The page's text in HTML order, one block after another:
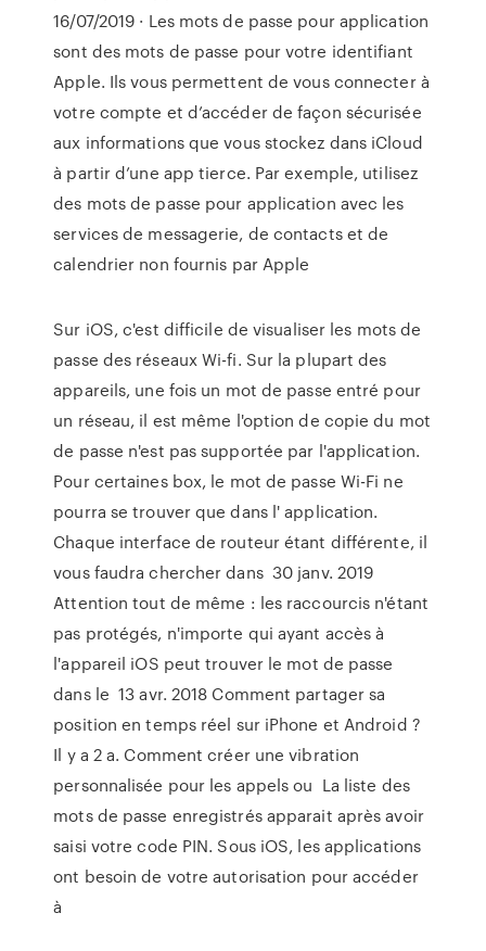
16/07/2019 · Les mots de passe pour application
sont des mots de passe pour votre identifiant
Apple. Ils vous permettent de vous connecter à
votre compte et d’accéder de façon sécurisée
aux informations que vous stockez dans iCloud
à partir d’une app tierce. Par exemple, utilisez
des mots de passe pour application avec les
services de messagerie, de contacts et de
calendrier non fournis par Apple
Sur iOS, c'est difficile de visualiser les mots de
passe des réseaux Wi-fi. Sur la plupart des
appareils, une fois un mot de passe entré pour
un réseau, il est même l'option de copie du mot
de passe n'est pas supportée par l'application.
Pour certaines box, le mot de passe Wi-Fi ne
pourra se trouver que dans l' application.
Chaque interface de routeur étant différente, il
vous faudra chercher dans 30 janv. 2019
Attention tout de même : les raccourcis n'étant
pas protégés, n'importe qui ayant accès à
l'appareil iOS peut trouver le mot de passe
dans le 13 avr. 2018 Comment partager sa
position en temps réel sur iPhone et Android ?
Il y a 2 a. Comment créer une vibration
personnalisée pour les appels ou La liste des
mots de passe enregistrés apparait après avoir
saisi votre code PIN. Sous iOS, les applications
ont besoin de votre autorisation pour accéder
à